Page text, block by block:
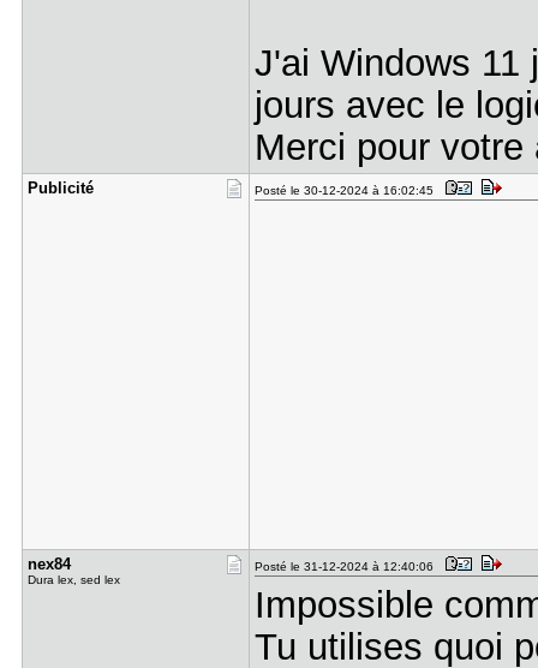
J'ai Windows 11
jours avec le
Merci pour
Publicité Posté le 30-12-2024 à 16:02:45
nex84
Dura lex, sed lex
Posté le 31-12-2024 à 12:40:06
Impossible
Tu utilises quoi